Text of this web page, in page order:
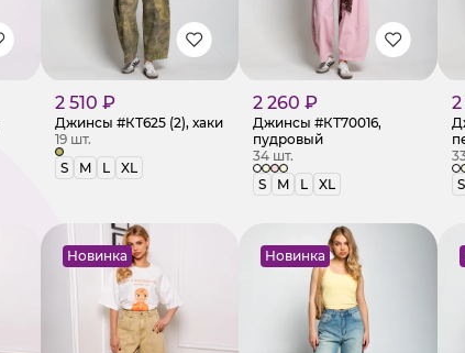
2 510 ₽
Джинсы #КТ625 (2), хаки
19 шт.
S
M L XL
2 260 ₽
Джинсы #КТ70016,
пудровый
34 шт.
S
M L XL
S
Новинка Новинка